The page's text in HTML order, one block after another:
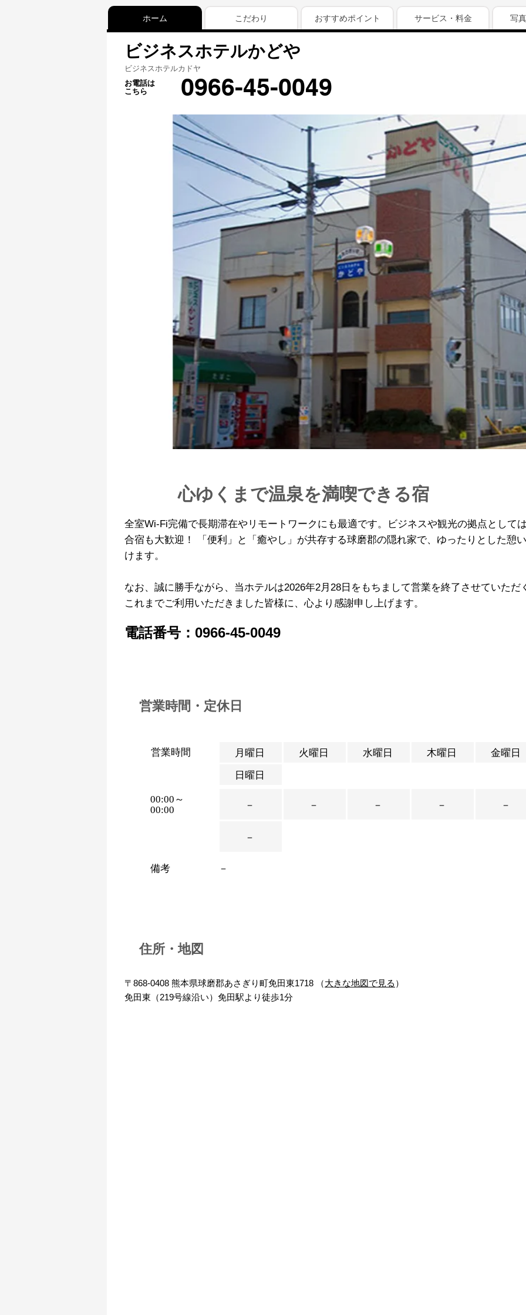
ホーム こだわり おすすめポイント サービス・料金 写
ビジネスホテルかどや
ビジネスホテルカドヤ
お電話は
こちら
0966-45-0049
心ゆくまで温泉を満喫できる宿
全室Wi-Fi完備で長期滞在やリモートワークにも最適です。ビジネスや観光の拠点として
合宿も大歓迎！ 「便利」と「癒やし」が共存する球磨郡の隠れ家で、ゆったりとした憩
けます。
なお、誠に勝手ながら、当ホテルは2026年2月28日をもちまして営業を終了させていただ
これまでご利用いただきました皆様に、心より感謝申し上げます。
電話番号：0966-45-0049
営業時間・定休日
営業時間 月曜日 火曜日 ​水曜日 木曜日
金曜日
日曜日
00:00～
00:00
－ － － － －
－
備考 －
住所・地図
〒868-0408 熊本県球磨郡あさぎり町免田東1718 （大きな地図で見る ）
免田東（219号線沿い）免田駅より徒歩1分